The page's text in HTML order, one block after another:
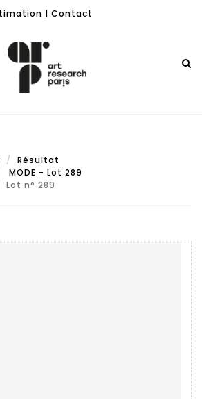
| Contact
Résultat
MODE - Lot 289
Lot n° 289